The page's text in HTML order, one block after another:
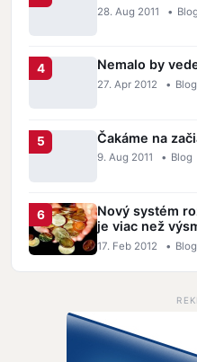
28. Aug 2011 • Blog
Nemalo by
27. Apr 2012 • Blog
Čakáme na
9. Aug 2011 • Blog
Nový systém
je viac než
17. Feb 2012 • Blog